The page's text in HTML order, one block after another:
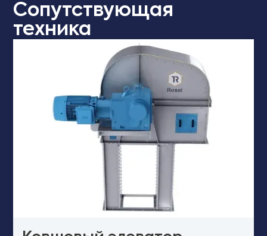
Сопутствующая
техника